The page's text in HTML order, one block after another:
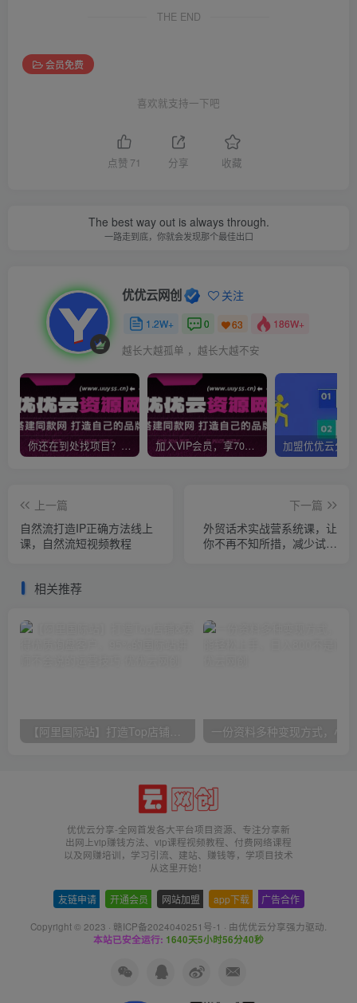
THE END
会员免费
喜欢就支持一下吧
点赞 71 分享 收藏
The best way out is always through.
一路走到底，你就会发现那个最佳出口
优优云网创 关注
1.2W+ 0 63 186W+
越长大越孤单 ，越长大越不安
你还在到处找项目？还在当韭菜？我靠网创资源站一个月收入5万+，曾经我也是个失败者。 加入VIP会员，享70%的推广提成，免费学习多种网上创业课程，菜鸟秒变大神！
上一篇
自然流打造IP正确方法线上
课，自然流短视频教程
下一篇
外贸话术实战营系统课，让
你不再不知所措，减少试错
相关推荐
优优云分享-全网首发各大平台项目资源、专注分享新
出网上vip赚钱方法、vip课程视频教程、付费网络课程
以及网赚培训，学习引流、建站、赚钱等，学项目技术
从这里开始！
友链申请 开通会员 网站加盟 app下载 广告合作
Copyright © 2023 · 赣ICP备2024040251号-1 · 由优优云分享强力驱动.
本站已安全运行: 1640天5小时56分41秒